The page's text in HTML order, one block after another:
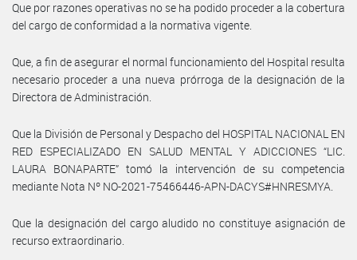
Que por razones operativas no se ha podido proceder a la cobertura
del cargo de conformidad a la normativa vigente.
Que, a fin de asegurar el normal funcionamiento del Hospital resulta
necesario proceder a una nueva prórroga de la designación de la
Directora de Administración.
Que la División de Personal y Despacho del HOSPITAL NACIONAL EN
RED ESPECIALIZADO EN SALUD MENTAL Y ADICCIONES “LIC.
LAURA BONAPARTE” tomó la intervención de su competencia
mediante Nota Nº NO-2021-75466446-APN-DACYS#HNRESMYA.
Que la designación del cargo aludido no constituye asignación de
recurso extraordinario.